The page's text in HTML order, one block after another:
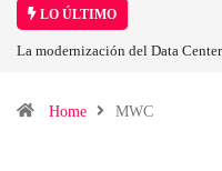
LO ÚLTIMO
Los ingresos por
Home MWC